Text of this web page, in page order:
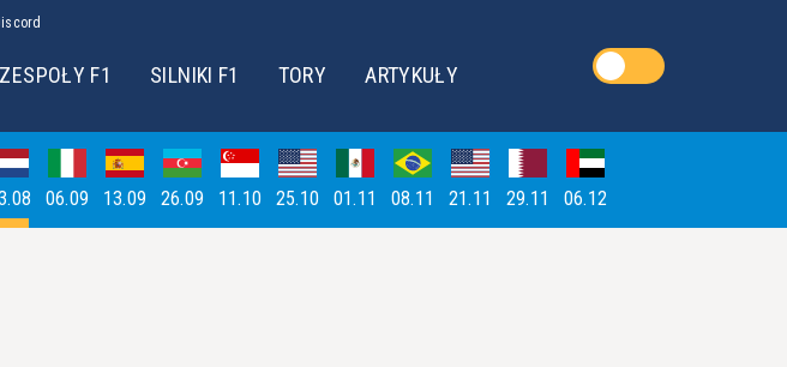
ZESPOŁY F1 SILNIKI F1 TORY ARTYKUŁY
06.09 13.09 26.09 11.10 25.10 01.11 08.11 21.11 29.11 06.12